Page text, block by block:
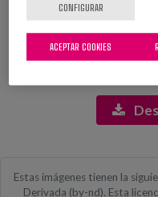
Etiquetas:
cocina, hombre mayor,
alegría, comida, luz
Estas imágenes tienen la
Derivada (by-nd). Esta
CONFIGURAR
ACEPTAR COOKIES